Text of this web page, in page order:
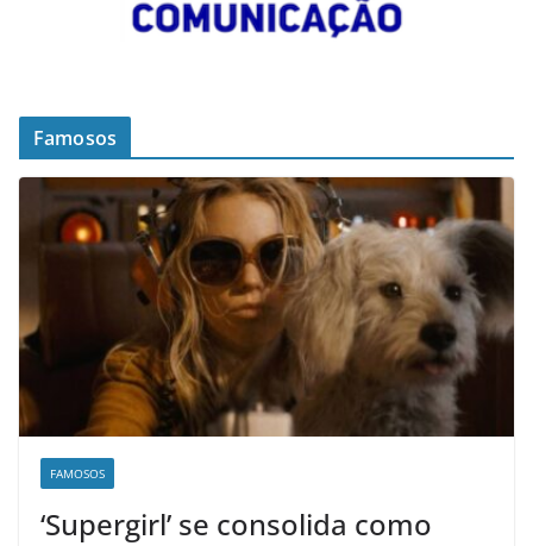
Famosos
FAMOSOS
‘Supergirl’ se consolida como